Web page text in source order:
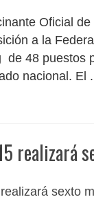
Oficial
a la
de 48 puestos
nacional. El
realizará